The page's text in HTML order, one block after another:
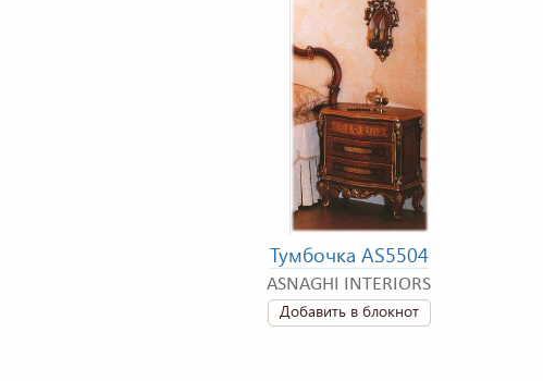
Тумбочка AS5504
ASNAGHI INTERIORS
Добавить в блокнот